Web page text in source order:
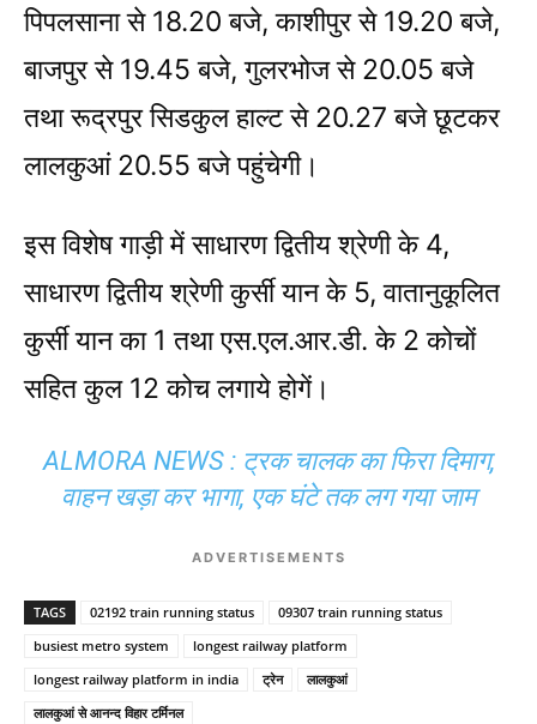
पिपलसाना से 18.20 बजे, काशीपुर से 19.20 बजे,
बाजपुर से 19.45 बजे, गुलरभोज से 20.05 बजे
तथा रूद्रपुर सिडकुल हाल्ट से 20.27 बजे छूटकर
लालकुआं 20.55 बजे पहुंचेगी।
इस विशेष गाड़ी में साधारण द्वितीय श्रेणी के 4,
साधारण द्वितीय श्रेणी कुर्सी यान के 5, वातानुकूलित
कुर्सी यान का 1 तथा एस.एल.आर.डी. के 2 कोचों
सहित कुल 12 कोच लगाये होगें।
ALMORA NEWS : ट्रक चालक का फिरा दिमाग,
वाहन खड़ा कर भागा, एक घंटे तक लग गया जाम
ADVERTISEMENTS
TAGS 02192 train running status
09307 train running status
busiest metro system
longest railway platform
longest railway platform in india
ट्रेन
लालकुआं
लालकुआं से आनन्द विहार टर्मिनल